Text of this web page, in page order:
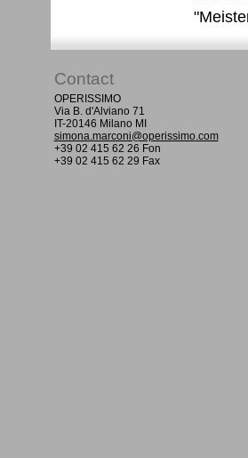
Contact
OPERISSIMO
Via B. d'Alviano 71
IT-20146 Milano MI
simona.marconi@operissimo.com
+39 02 415 62 26 Fon
+39 02 415 62 29 Fax